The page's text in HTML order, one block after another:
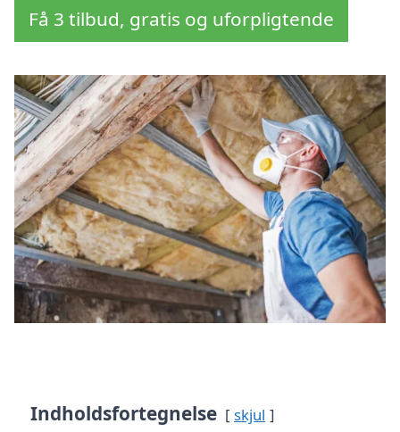
Få 3 tilbud, gratis og uforpligtende
Indholdsfortegnelse skjul